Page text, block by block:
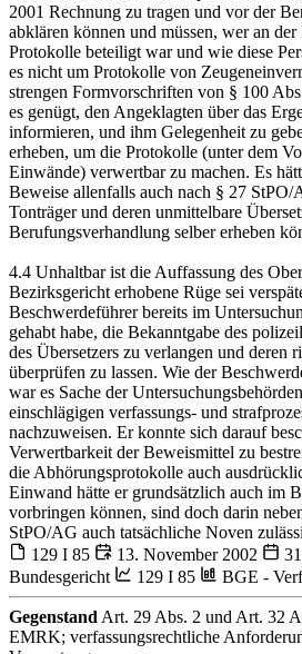
2001 Rechnung zu tragen und vor der
abklären können und müssen, wer an
Protokolle beteiligt war und wie diese
es nicht um Protokolle von
strengen Formvorschriften von § 100
es genügt, den Angeklagten über das
informieren, und ihm Gelegenheit zu
erheben, um die Protokolle (unter dem
Einwände) verwertbar zu machen. Es
Beweise allenfalls auch nach § 27
Tonträger und deren unmittelbare
Berufungsverhandlung selber erheben
4.4 Unhaltbar ist die Auffassung des
Bezirksgericht erhobene Rüge sei
Beschwerdeführer bereits im
gehabt habe, die Bekanntgabe des
des Übersetzers zu verlangen und deren
überprüfen zu lassen. Wie der
war es Sache der
einschlägigen verfassungs- und
nachzuweisen. Er konnte sich darauf
Verwertbarkeit der Beweismittel zu
die Abhörungsprotokolle auch
Einwand hätte er grundsätzlich auch im
vorbringen können, sind doch darin
StPO/AG auch tatsächliche Noven
129 I 85
13. November 2002
Bundesgericht
129 I 85 BGE -
Gegenstand Art. 29 Abs. 2 und Art. 32
EMRK; verfassungsrechtliche